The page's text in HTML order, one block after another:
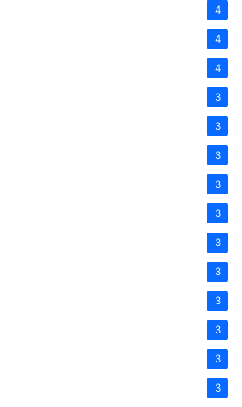
4
4
4
3
3
3
3
3
3
3
3
3
3
3